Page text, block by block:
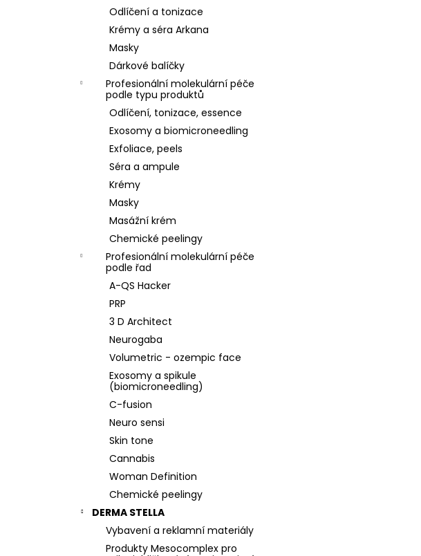
Odlíčení a tonizace
Krémy a séra Arkana
Masky
Dárkové balíčky
Profesionální molekulární péče
podle typu produktů
Odlíčení, tonizace, essence
Exosomy a biomicroneedling
Exfoliace, peels
Séra a ampule
Krémy
Masky
Masážní krém
Chemické peelingy
Profesionální molekulární péče
podle řad
A-QS Hacker
PRP
3 D Architect
Neurogaba
Volumetric - ozempic face
Exosomy a spikule
(biomicroneedling)
C-fusion
Neuro sensi
Skin tone
Cannabis
Woman Definition
Chemické peelingy
DERMA STELLA
Vybavení a reklamní materiály
Produkty Mesocomplex pro